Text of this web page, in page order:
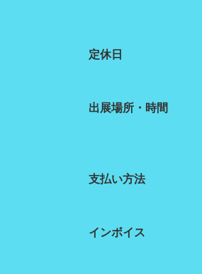
定休日
出展場所・時間
支払い方法
インボイス